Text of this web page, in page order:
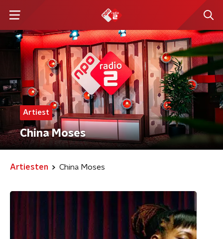
Artiest
China Moses
Artiesten China Moses